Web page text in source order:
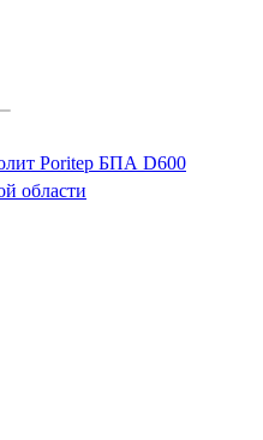
Poritep БПА D600
области